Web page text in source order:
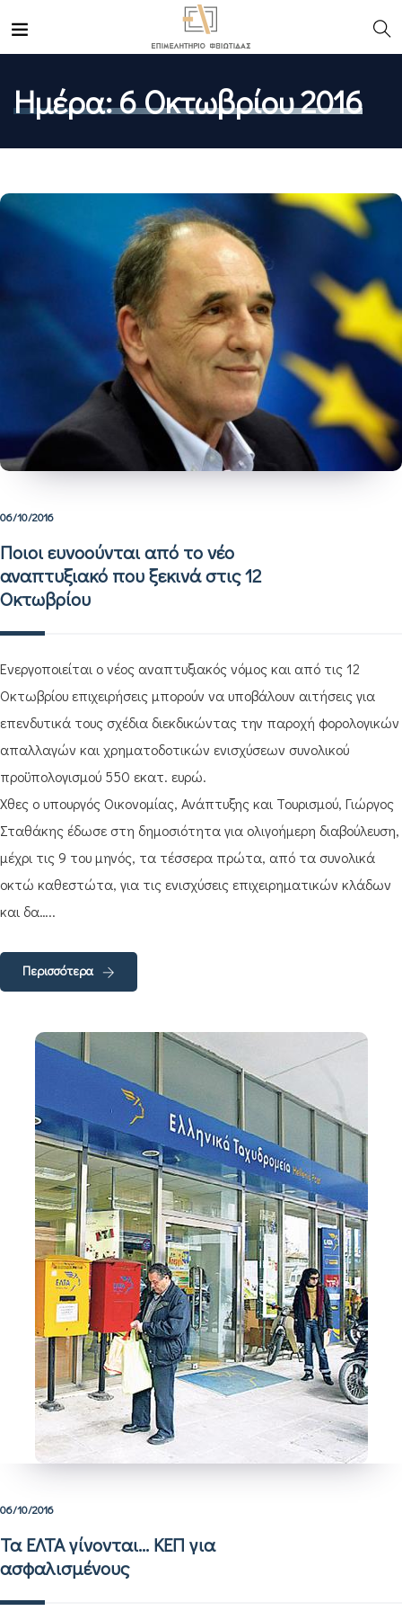
Ημέρα:6 Οκτωβρίου 2016
06/10/2016
Ποιοι ευνοούνται από το νέο
αναπτυξιακό που ξεκινά στις 12
Οκτωβρίου
Ενεργοποιείται ο νέος αναπτυξιακός νόμος και από τις 12
Οκτωβρίου επιχειρήσεις μπορούν να υποβάλουν αιτήσεις για
επενδυτικά τους σχέδια διεκδικώντας την παροχή φορολογικών
απαλλαγών και χρηματοδοτικών ενισχύσεων συνολικού
προϋπολογισμού 550 εκατ. ευρώ.
Χθες ο υπουργός Οικονομίας, Ανάπτυξης και Τουρισμού, Γιώργος
Σταθάκης έδωσε στη δημοσιότητα για ολιγοήμερη διαβούλευση,
μέχρι τις 9 του μηνός, τα τέσσερα πρώτα, από τα συνολικά
οκτώ καθεστώτα, για τις ενισχύσεις επιχειρηματικών κλάδων
και δα…..
Περισσότερα
06/10/2016
Τα ΕΛΤΑ γίνονται… ΚΕΠ για
ασφαλισμένους